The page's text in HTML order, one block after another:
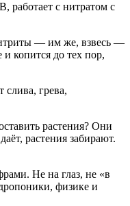
работает с нитратом с
— им же, взвесь —
и копится до тех пор,
грева,
растения? Они
растения забирают.
Не на глаз, не «в
физике и